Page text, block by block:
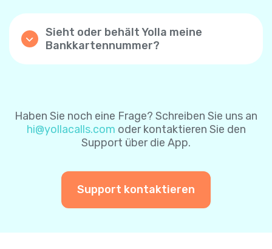
nach erfolgreicher Zahlung zu aktivieren.
Mit dieser Einstellung wird Ihr Yolla-
Guthaben automatisch aufgeladen, wenn
das Guthaben unter $1 beträgt. Wenn Sie die
ändern.
Sie können die Funktion „automatisch
aufladen“ jederzeit deaktivieren.
Sieht oder behält Yolla meine
Bankkartennummer?
Zahlungssystem entscheiden, um Ihre
Karteninformationen für zukünftige
Zahlungen zu speichern. Auf diese Weise
eingeben.
Haben Sie noch eine Frage? Schreiben Sie uns an
hi@yollacalls.com oder kontaktieren Sie den
Support über die App.
Support kontaktieren